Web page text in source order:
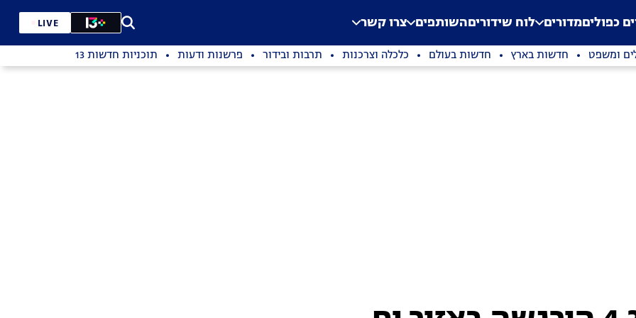
Application error: a
. כפוליםמדורים לוח שידוריםהשותפים צרו קשר LIVE
ומשפט חדשות בארץ חדשות בעולם כלכלה וצרכנות תרבות ובידור פרשנות ודעות תוכניות חדשות 13